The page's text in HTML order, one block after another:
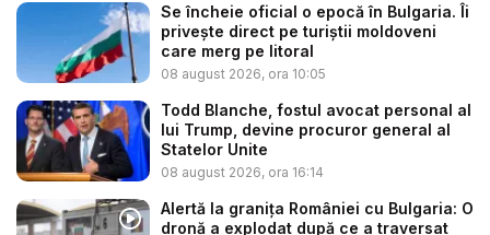
Se încheie oficial o epocă în Bulgaria. Îi
privește direct pe turiștii moldoveni
care merg pe litoral
08 august 2026, ora 10:05
Todd Blanche, fostul avocat personal al
lui Trump, devine procuror general al
Statelor Unite
08 august 2026, ora 16:14
Alertă la granița României cu Bulgaria: O
dronă a explodat după ce a traversat